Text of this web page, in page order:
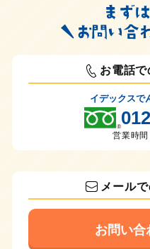
お電話
イデックスで
営業時
メール
お問い合